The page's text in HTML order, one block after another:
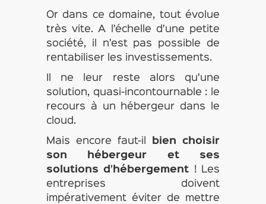
Or dans ce domaine, tout évolue
très vite. A l’échelle d’une petite
société, il n’est pas possible de
rentabiliser les investissements.
Il ne leur reste alors qu’une
solution, quasi-incontournable : le
recours à un hébergeur dans le
cloud.
Mais encore faut-il
bien choisir
son hébergeur et ses
solutions d’hébergement ! Les
entreprises doivent
impérativement éviter de mettre